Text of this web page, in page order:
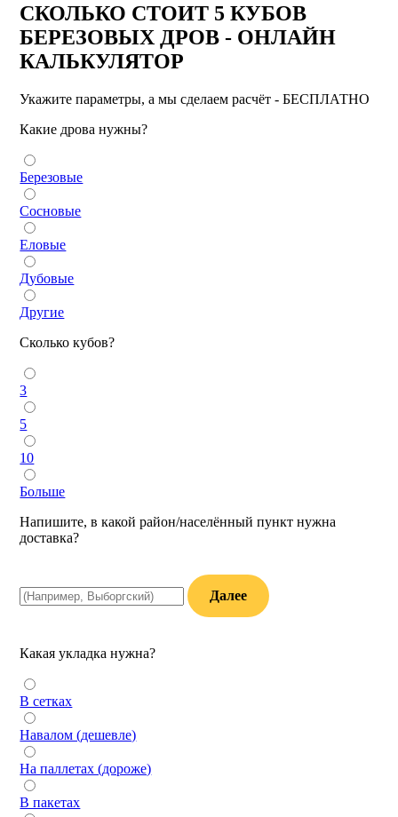
СКОЛЬКО СТОИТ 5 КУБОВ
БЕРЕЗОВЫХ ДРОВ - ОНЛАЙН
КАЛЬКУЛЯТОР
Укажите параметры, а мы сделаем расчёт - БЕСПЛАТНО
Какие дрова нужны?
Березовые
Сосновые
Еловые
Дубовые
Другие
Сколько кубов?
3
5
10
Больше
Напишите, в какой район/населённый пункт нужна
доставка?
Далее
Какая укладка нужна?
В сетках
Навалом (дешевле)
На паллетах (дороже)
В пакетах